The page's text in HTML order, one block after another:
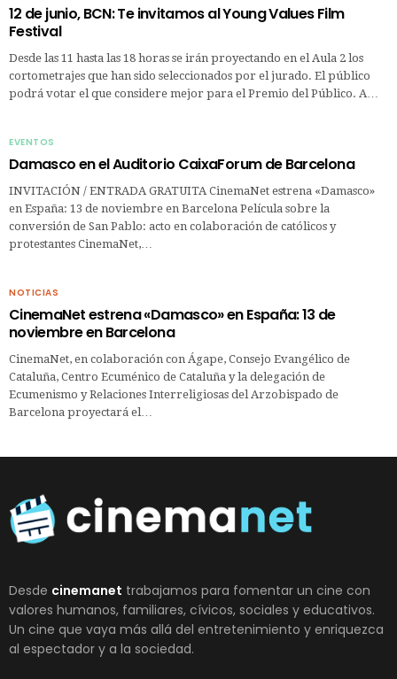
12 de junio, BCN: Te invitamos al Young Values Film
Festival
Desde las 11 hasta las 18 horas se irán proyectando en el Aula 2 los
cortometrajes que han sido seleccionados por el jurado. El público
podrá votar el que considere mejor para el Premio del Público. A…
EVENTOS
Damasco en el Auditorio CaixaForum de Barcelona
INVITACIÓN / ENTRADA GRATUITA CinemaNet estrena «Damasco»
en España: 13 de noviembre en Barcelona Película sobre la
conversión de San Pablo: acto en colaboración de católicos y
protestantes CinemaNet,…
NOTICIAS
CinemaNet estrena «Damasco» en España: 13 de
noviembre en Barcelona
CinemaNet, en colaboración con Ágape, Consejo Evangélico de
Cataluña, Centro Ecuménico de Cataluña y la delegación de
Ecumenismo y Relaciones Interreligiosas del Arzobispado de
Barcelona proyectará el…
Desde cinemanet trabajamos para fomentar un cine con
valores humanos, familiares, cívicos, sociales y educativos.
Un cine que vaya más allá del entretenimiento y enriquezca
al espectador y a la sociedad.